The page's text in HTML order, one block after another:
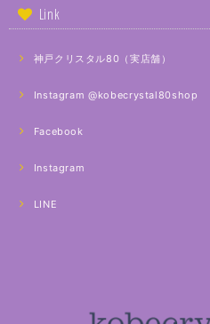
Link
神戸クリスタル80（実店舗）
Instagram @kobecrystal80shop
Facebook
Instagram
LINE